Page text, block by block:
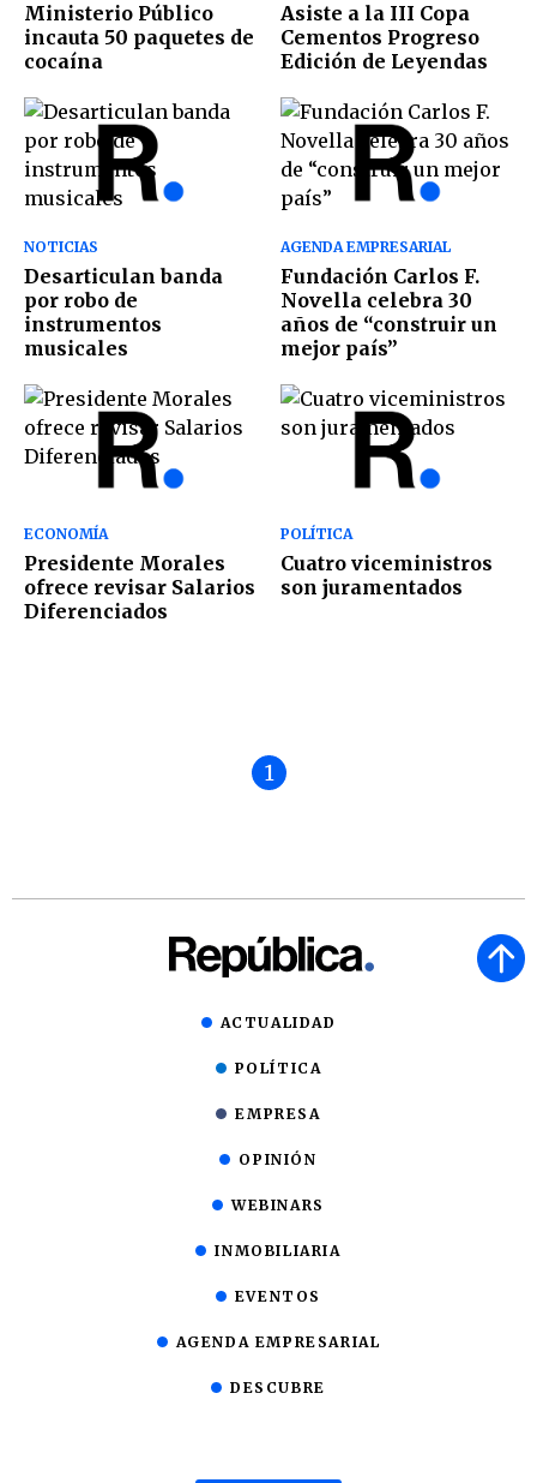
Ministerio Público
incauta 50 paquetes de
cocaína
Asiste a la III Copa
Cementos Progreso
Edición de Leyendas
NOTICIAS
Desarticulan banda
por robo de
instrumentos
musicales
AGENDA EMPRESARIAL
Fundación Carlos F.
Novella celebra 30
años de “construir un
mejor país”
ECONOMÍA
Presidente Morales
ofrece revisar Salarios
Diferenciados
POLÍTICA
Cuatro viceministros
son juramentados
1
ACTUALIDAD
POLÍTICA
EMPRESA
OPINIÓN
WEBINARS
INMOBILIARIA
EVENTOS
AGENDA EMPRESARIAL
DESCUBRE